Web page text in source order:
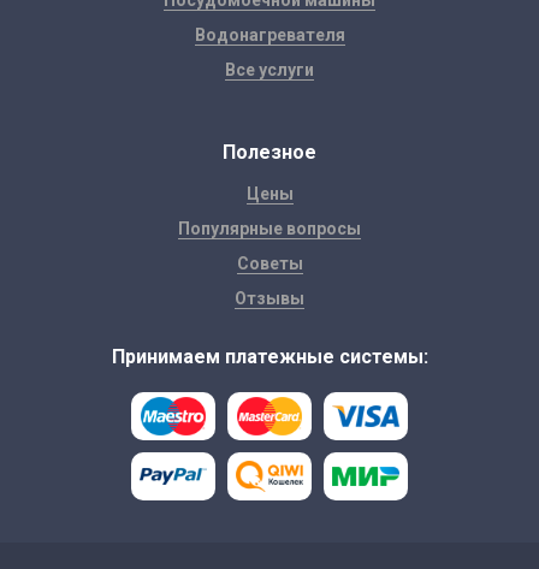
Водонагревателя
Все услуги
Полезное
Цены
Популярные вопросы
Советы
Отзывы
Принимаем платежные системы: